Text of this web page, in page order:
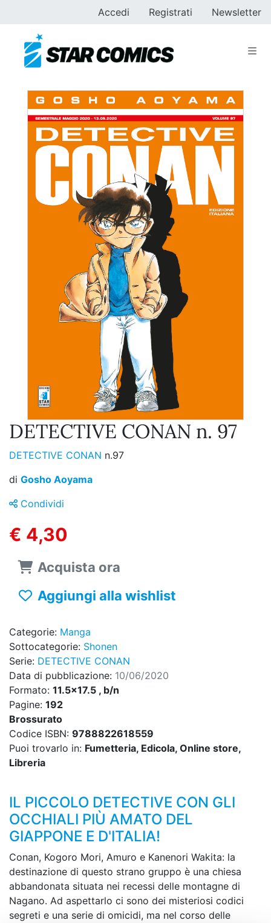
Accedi Registrati Newsletter
DETECTIVE CONAN n. 97
DETECTIVE CONAN n.97
di Gosho Aoyama
Condividi
€ 4,30
Acquista ora
Aggiungi alla wishlist
Categorie: Manga
Sottocategorie: Shonen
Serie: DETECTIVE CONAN
Data di pubblicazione: 10/06/2020
Formato: 11.5x17.5 , b/n
Pagine: 192
Brossurato
Codice ISBN: 9788822618559
Puoi trovarlo in: Fumetteria, Edicola, Online store,
Libreria
IL PICCOLO DETECTIVE CON GLI
OCCHIALI PIÙ AMATO DEL
GIAPPONE E D'ITALIA!
Conan, Kogoro Mori, Amuro e Kanenori Wakita: la
destinazione di questo strano gruppo è una chiesa
abbandonata situata nei recessi delle montagne di
Nagano. Ad aspettarlo ci sono dei misteriosi codici
segreti e una serie di omicidi, ma nel corso delle